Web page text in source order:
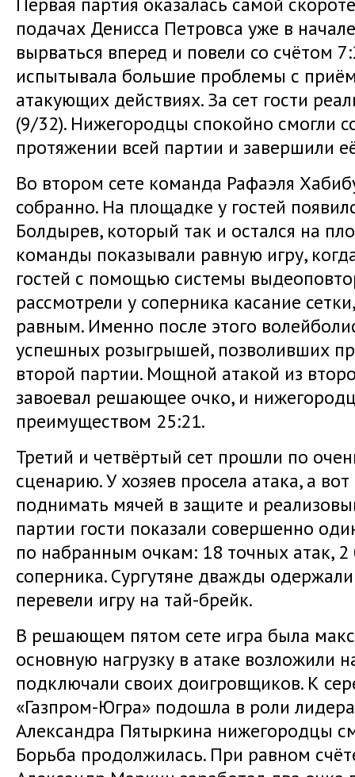
подачах Денисса Петровса уже в
вырваться вперед и повели со счётом
испытывала большие проблемы с
атакующих действиях. За сет гости
(9/32). Нижегородцы спокойно смогли
протяжении всей партии и завершили
Во втором сете команда Рафаэля
собранно. На площадке у гостей
Болдырев, который так и остался на
команды показывали равную игру,
гостей с помощью системы
рассмотрели у соперника касание
равным. Именно после этого
успешных розыгрышей, позволивших
второй партии. Мощной атакой из
завоевал решающее очко, и
преимуществом 25:21.
Третий и четвёртый сет прошли по
сценарию. У хозяев просела атака, а
поднимать мячей в защите и
партии гости показали совершенно
по набранным очкам: 18 точных атак,
соперника. Сургутяне дважды
перевели игру на тай-брейк.
В решающем пятом сете игра была
основную нагрузку в атаке возложили
подключали своих доигровщиков. К
«Газпром-Югра» подошла в роли
Александра Пятыркина нижегородцы
Борьба продолжилась. При равном